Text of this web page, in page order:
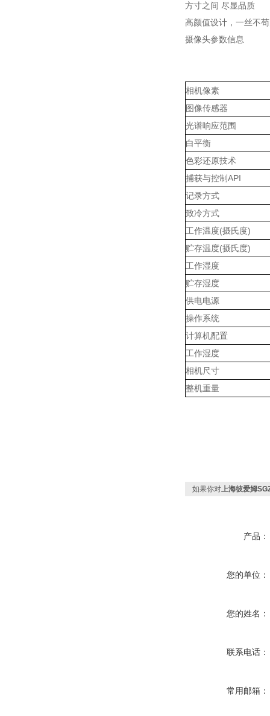
方寸之间 尽显品质
高颜值设计，一丝不
摄像头参数信息
相机像素
图像传感器
光谱响应范围
白平衡
色彩还原技术
捕获与控制API
记录方式
致冷方式
工作温度(摄氏度)
贮存温度(摄氏度)
工作湿度
贮存湿度
供电电源
操作系统
计算机配置
工作湿度
相机尺寸
整机重量
如果你对上海彼爱姆
产品：
您的单位：
您的姓名：
联系电话：
常用邮箱：